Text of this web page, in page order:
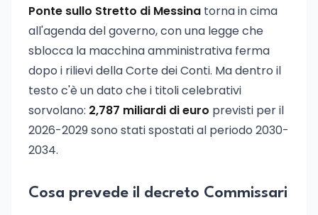
Ponte sullo Stretto di Messina torna in cima
all'agenda del governo, con una legge che
sblocca la macchina amministrativa ferma
dopo i rilievi della Corte dei Conti. Ma dentro il
testo c'è un dato che i titoli celebrativi
sorvolano: 2,787 miliardi di euro previsti per il
2026-2029 sono stati spostati al periodo 2030-
2034.
Cosa prevede il decreto Commissari